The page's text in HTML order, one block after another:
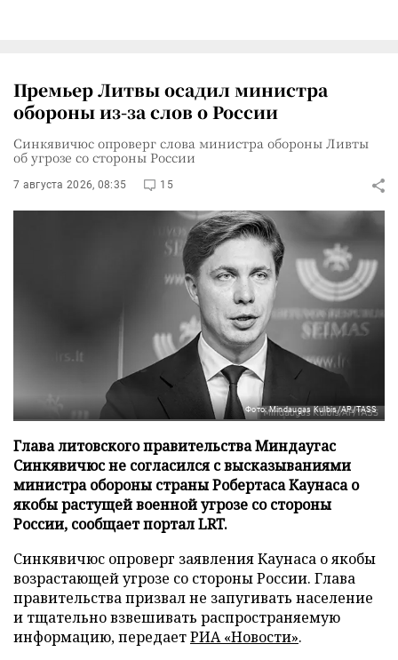
Премьер Литвы осадил министра
обороны из-за слов о России
Синкявичюс опроверг слова министра обороны Ливты
об угрозе со стороны России
7 августа 2026, 08:35 15
Фото: Mindaugas Kulbis/AP/TASS
Глава литовского правительства Миндаугас
Синкявичюс не согласился с высказываниями
министра обороны страны Робертаса Каунаса о
якобы растущей военной угрозе со стороны
России, сообщает портал LRT.
Синкявичюс опроверг заявления Каунаса о якобы
возрастающей угрозе со стороны России. Глава
правительства призвал не запугивать население
и тщательно взвешивать распространяемую
информацию, передаетРИА «Новости».